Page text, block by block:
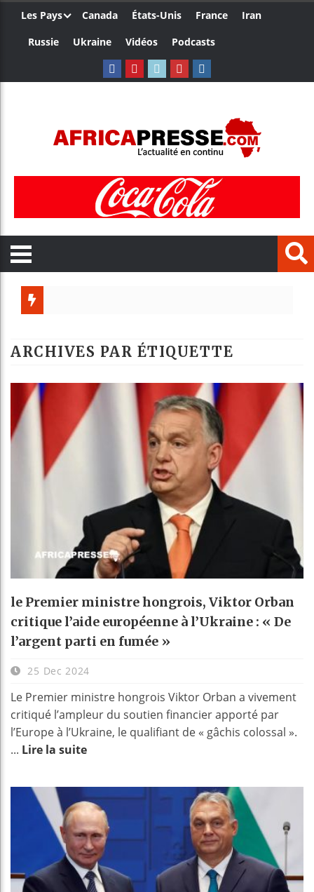
Les Pays Canada États-Unis France
Iran
Russie
Ukraine Vidéos Podcasts
ARCHIVES PAR ÉTIQUETTE
le Premier ministre hongrois, Viktor Orban
critique l’aide européenne à l’Ukraine : « De
l’argent parti en fumée »
25 Dec 2024
Le Premier ministre hongrois Viktor Orban a vivement
critiqué l’ampleur du soutien financier apporté par
l’Europe à l’Ukraine, le qualifiant de « gâchis colossal ».
... Lire la suite